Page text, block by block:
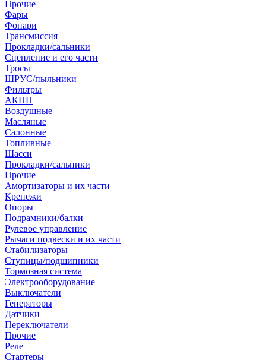
Прочие
Фары
Фонари
Трансмиссия
Прокладки/сальники
Сцепление и его части
Тросы
ШРУС/пыльники
Фильтры
АКПП
Воздушные
Масляные
Салонные
Топливные
Шасси
Прокладки/сальники
Прочие
Амортизаторы и их части
Крепежи
Опоры
Подрамники/балки
Рулевое управление
Рычаги подвески и их части
Стабилизаторы
Ступицы/подшипники
Тормозная система
Электрооборудование
Выключатели
Генераторы
Датчики
Переключатели
Прочие
Реле
Стартеры